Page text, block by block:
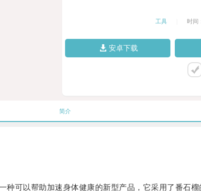
工具 时间
安卓下载
简介
可以帮助加速身体健康的新型产品，它采用了番石榴